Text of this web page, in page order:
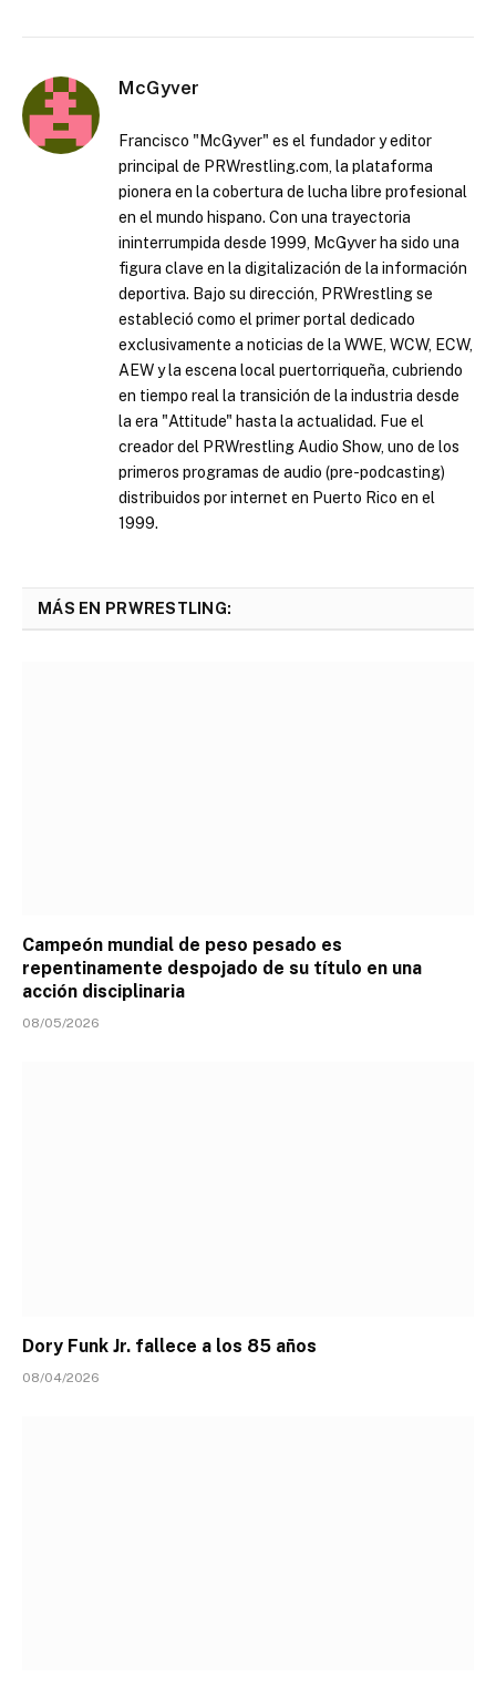
McGyver
Francisco "McGyver" es el fundador y editor
principal de PRWrestling.com, la plataforma
pionera en la cobertura de lucha libre profesional
en el mundo hispano. Con una trayectoria
ininterrumpida desde 1999, McGyver ha sido una
figura clave en la digitalización de la información
deportiva. Bajo su dirección, PRWrestling se
estableció como el primer portal dedicado
exclusivamente a noticias de la WWE, WCW, ECW,
AEW y la escena local puertorriqueña, cubriendo
en tiempo real la transición de la industria desde
la era "Attitude" hasta la actualidad. Fue el
creador del PRWrestling Audio Show, uno de los
primeros programas de audio (pre-podcasting)
distribuidos por internet en Puerto Rico en el
1999.
MÁS EN PRWRESTLING:
Campeón mundial de peso pesado es
repentinamente despojado de su título en una
acción disciplinaria
08/05/2026
Dory Funk Jr. fallece a los 85 años
08/04/2026